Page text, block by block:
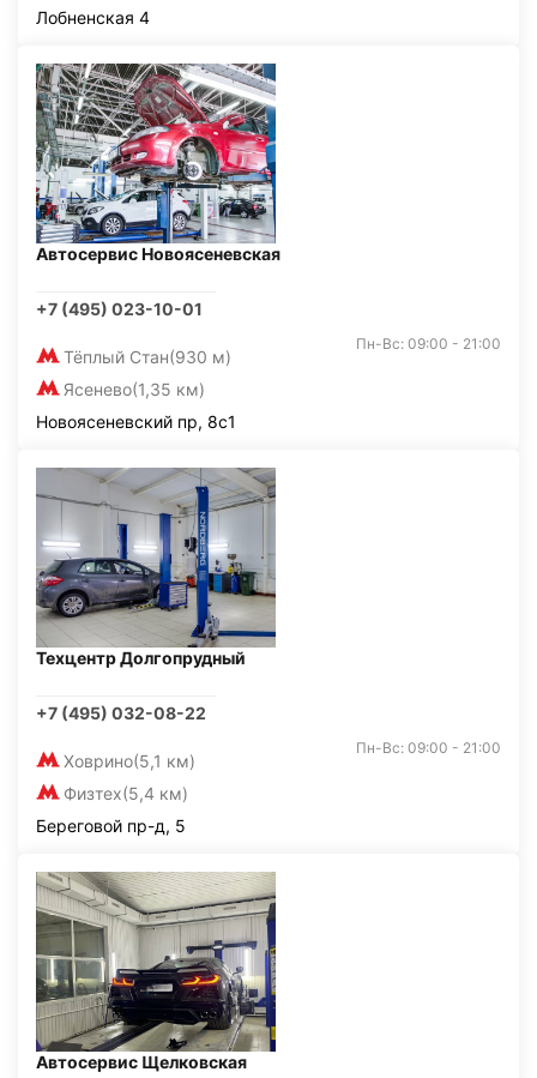
Лобненская 4
Автосервис Новоясеневская
+7 (495) 023-10-01
Тёплый Стан(930 м)
Ясенево(1,35 км)
Пн-Вс: 09:00 - 21:00
Новоясеневский пр, 8с1
Техцентр Долгопрудный
+7 (495) 032-08-22
Ховрино(5,1 км)
Физтех(5,4 км)
Пн-Вс: 09:00 - 21:00
Береговой пр-д, 5
Автосервис Щелковская